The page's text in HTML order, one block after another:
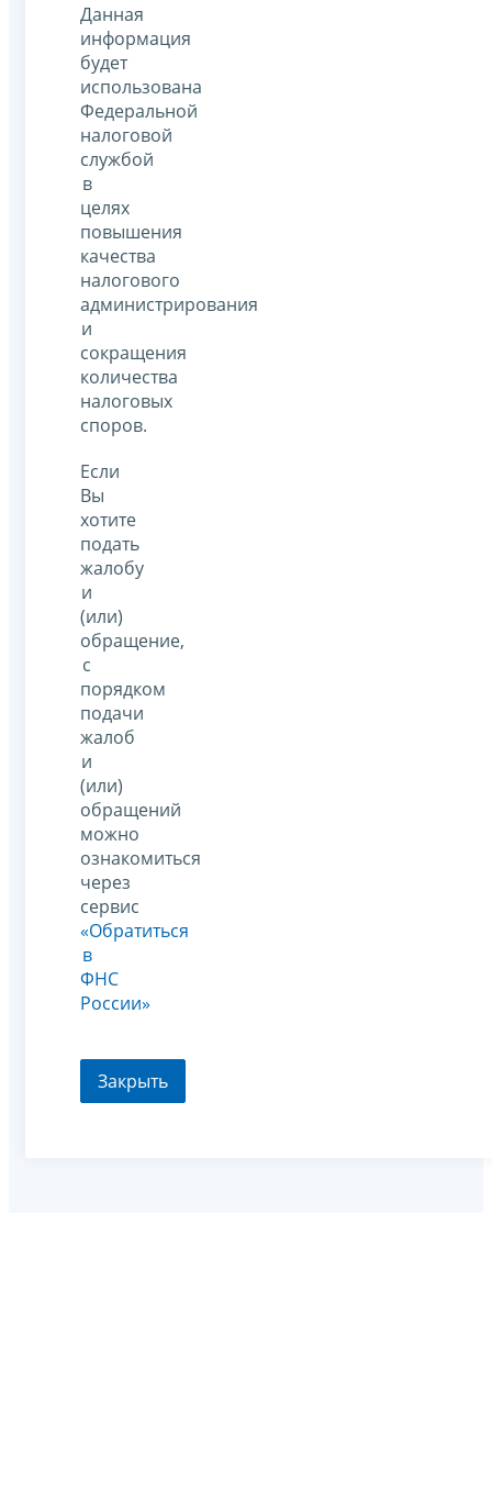
Данная
информация
будет
использована
Федеральной
налоговой
службой
в
целях
повышения
качества
налогового
администрирования
и
сокращения
количества
налоговых
споров.
Если
Вы
хотите
подать
жалобу
и
(или)
обращение,
с
порядком
подачи
жалоб
и
(или)
обращений
можно
ознакомиться
через
сервис
«Обратиться
в
ФНС
России»
Закрыть